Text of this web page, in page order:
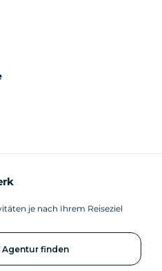
je nach Ihrem Reiseziel
Agentur finden